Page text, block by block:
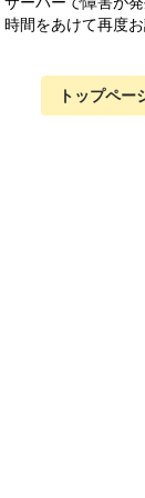
時間をあけて再度お
トップペー